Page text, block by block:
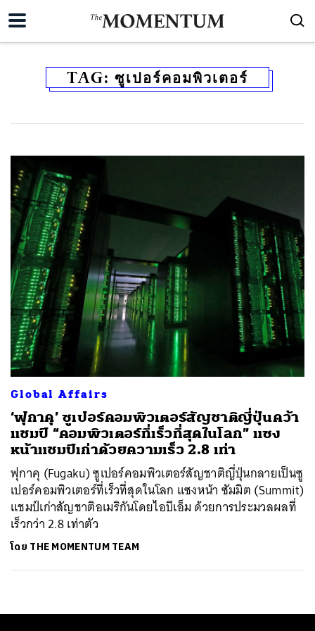
TAG: ซูเปอร์คอมพิวเตอร์
Global Affairs
‘ฟุกาคุ’ ซูเปอร์คอมพิวเตอร์สัญชาติญี่ปุ่นคว้า
แชมป์ “คอมพิวเตอร์ที่เร็วที่สุดในโลก” แซง
หน้าแชมป์เก่าด้วยความเร็ว 2.8 เท่า
ฟุกาคุ (Fugaku) ซูเปอร์คอมพิวเตอร์สัญชาติญี่ปุ่นกลายเป็นซู
เปอร์คอมพิวเตอร์ที่เร็วที่สุดในโลก แซงหน้า ซัมมิต (Summit)
แชมป์เก่าสัญชาติอเมริกันโดยไอบีเอ็ม ด้วยการประมวลผลที่
เร็วกว่า 2.8 เท่าตัว
โดย THE MOMENTUM TEAM
ค้นหา
SHARE TWEET LINE EMAIL